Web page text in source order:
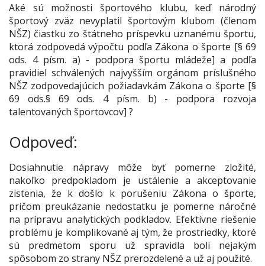
Aké sú možnosti športového klubu, keď národný
športový zväz nevyplatil športovým klubom (členom
NŠZ) čiastku zo štátneho príspevku uznanému športu,
ktorá zodpovedá výpočtu podľa Zákona o športe [§ 69
ods. 4 písm. a) - podpora športu mládeže] a podľa
pravidiel schválených najvyšším orgánom príslušného
NŠZ zodpovedajúcich požiadavkám Zákona o športe [§
69 ods.§ 69 ods. 4 písm. b) - podpora rozvoja
talentovaných športovcov] ?
Odpoveď:
Dosiahnutie nápravy môže byť pomerne zložité,
nakoľko predpokladom je ustálenie a akceptovanie
zistenia, že k došlo k porušeniu Zákona o športe,
pričom preukázanie nedostatku je pomerne náročné
na prípravu analytických podkladov. Efektívne riešenie
problému je komplikované aj tým, že prostriedky, ktoré
sú predmetom sporu už spravidla boli nejakým
spôsobom zo strany NŠZ prerozdelené a už aj použité.